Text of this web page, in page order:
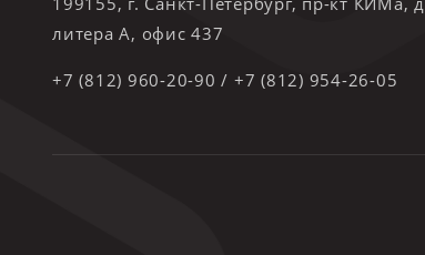
литера А, офис 437
+7 (812) 960-20-90 / +7 (812) 954-26-05